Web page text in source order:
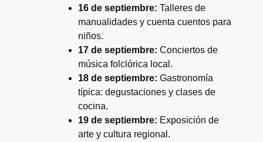
16 de septiembre: Talleres de
manualidades y cuenta cuentos para
niños.
17 de septiembre: Conciertos de
música folclórica local.
18 de septiembre: Gastronomía
típica: degustaciones y clases de
cocina.
19 de septiembre: Exposición de
arte y cultura regional.